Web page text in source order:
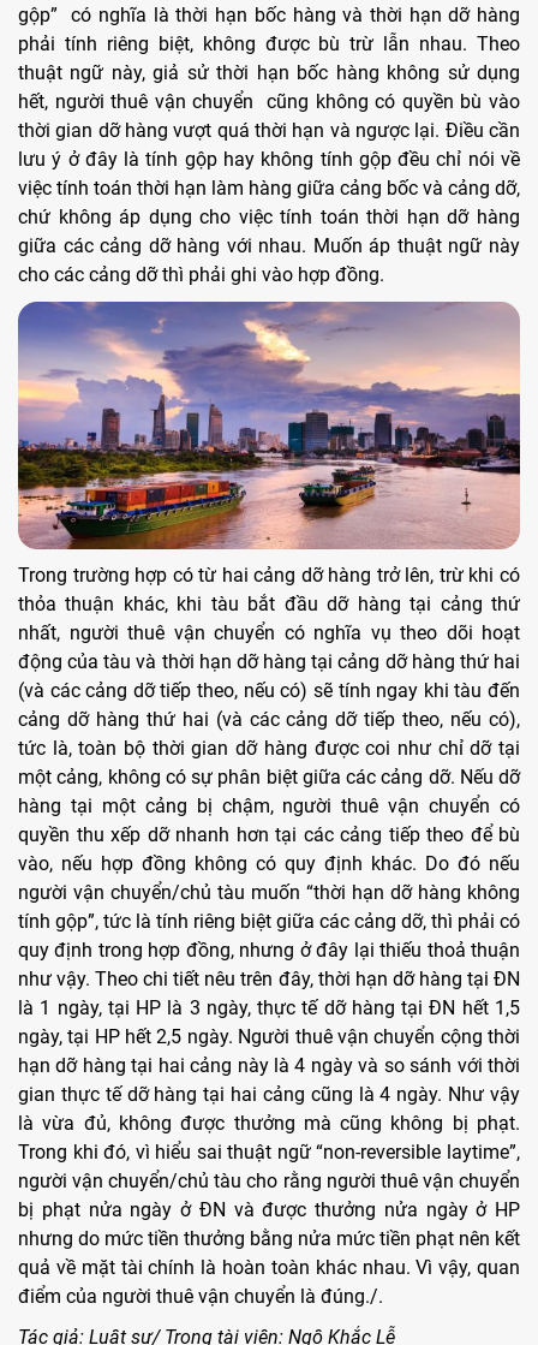
gộp” có nghĩa là thời hạn bốc hàng và thời hạn dỡ hàng
phải tính riêng biệt, không được bù trừ lẫn nhau. Theo
thuật ngữ này, giả sử thời hạn bốc hàng không sử dụng
hết, người thuê vận chuyển cũng không có quyền bù vào
thời gian dỡ hàng vượt quá thời hạn và ngược lại. Điều cần
lưu ý ở đây là tính gộp hay không tính gộp đều chỉ nói về
việc tính toán thời hạn làm hàng giữa cảng bốc và cảng dỡ,
chứ không áp dụng cho việc tính toán thời hạn dỡ hàng
giữa các cảng dỡ hàng với nhau. Muốn áp thuật ngữ này
cho các cảng dỡ thì phải ghi vào hợp đồng.
Trong trường hợp có từ hai cảng dỡ hàng trở lên, trừ khi có
thỏa thuận khác, khi tàu bắt đầu dỡ hàng tại cảng thứ
nhất, người thuê vận chuyển có nghĩa vụ theo dõi hoạt
động của tàu và thời hạn dỡ hàng tại cảng dỡ hàng thứ hai
(và các cảng dỡ tiếp theo, nếu có) sẽ tính ngay khi tàu đến
cảng dỡ hàng thứ hai (và các cảng dỡ tiếp theo, nếu có),
tức là, toàn bộ thời gian dỡ hàng được coi như chỉ dỡ tại
một cảng, không có sự phân biệt giữa các cảng dỡ. Nếu dỡ
hàng tại một cảng bị chậm, người thuê vận chuyển có
quyền thu xếp dỡ nhanh hơn tại các cảng tiếp theo để bù
vào, nếu hợp đồng không có quy định khác. Do đó nếu
người vận chuyển/chủ tàu muốn “thời hạn dỡ hàng không
tính gộp”, tức là tính riêng biệt giữa các cảng dỡ, thì phải có
quy định trong hợp đồng, nhưng ở đây lại thiếu thoả thuận
như vậy. Theo chi tiết nêu trên đây, thời hạn dỡ hàng tại ĐN
là 1 ngày, tại HP là 3 ngày, thực tế dỡ hàng tại ĐN hết 1,5
ngày, tại HP hết 2,5 ngày. Người thuê vận chuyển cộng thời
hạn dỡ hàng tại hai cảng này là 4 ngày và so sánh với thời
gian thực tế dỡ hàng tại hai cảng cũng là 4 ngày. Như vậy
là vừa đủ, không được thưởng mà cũng không bị phạt.
Trong khi đó, vì hiểu sai thuật ngữ “non-reversible laytime”,
người vận chuyển/chủ tàu cho rằng người thuê vận chuyển
bị phạt nửa ngày ở ĐN và được thưởng nửa ngày ở HP
nhưng do mức tiền thưởng bằng nửa mức tiền phạt nên kết
quả về mặt tài chính là hoàn toàn khác nhau. Vì vậy, quan
điểm của người thuê vận chuyển là đúng./.
Tác giả: Luật sư/ Trọng tài viên: Ngô Khắc Lễ